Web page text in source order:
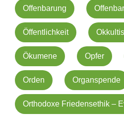
Offenbarung
Öffentlichkeit
Ökumene Opfer
Orden Organspende
Orthodoxe Friedensethik –